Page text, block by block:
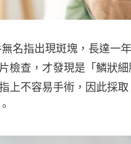
名指出現斑塊，長達一
檢查，才發現是「鱗狀
上不容易手術，因此採